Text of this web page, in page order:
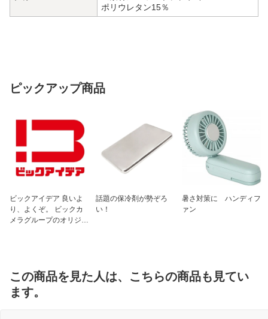
ポリウレタン15％
ピックアップ商品
ビックアイデア 良いよ
り、よくぞ。 ビックカ
メラグループのオリジナ
話題の保冷剤が勢ぞろ
い！
暑さ対策に ハンディフ
ァン
この商品を見た人は、こちらの商品も見てい
ます。